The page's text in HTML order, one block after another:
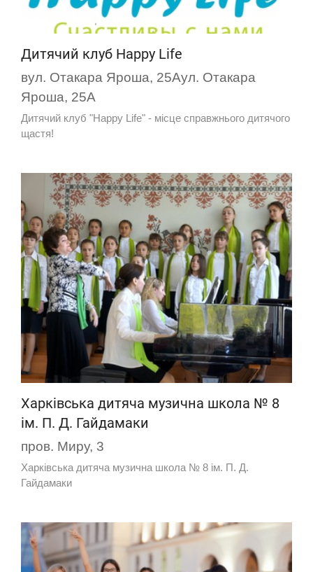
Дитячий клуб Happy Life
вул. Отакара Яроша, 25Аул. Отакара
Яроша, 25А
Дитячий клуб "Happy Life" - місце справжнього дитячого
щастя!
Харківська дитяча музична школа № 8
ім. П. Д. Гайдамаки
пров. Миру, 3
Харківська дитяча музична школа № 8 ім. П. Д.
Гайдамаки